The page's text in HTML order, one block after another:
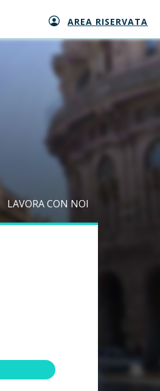
AREA RISERVATA
LAVORA CON NOI